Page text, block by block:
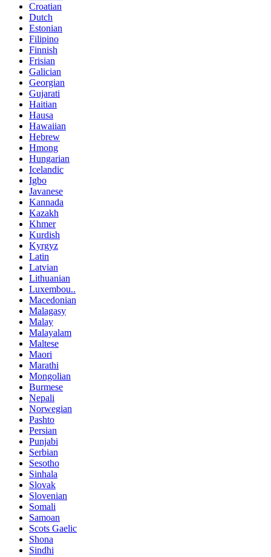
Croatian
Dutch
Estonian
Filipino
Finnish
Frisian
Galician
Georgian
Gujarati
Haitian
Hausa
Hawaiian
Hebrew
Hmong
Hungarian
Icelandic
Igbo
Javanese
Kannada
Kazakh
Khmer
Kurdish
Kyrgyz
Latin
Latvian
Lithuanian
Luxembou..
Macedonian
Malagasy
Malay
Malayalam
Maltese
Maori
Marathi
Mongolian
Burmese
Nepali
Norwegian
Pashto
Persian
Punjabi
Serbian
Sesotho
Sinhala
Slovak
Slovenian
Somali
Samoan
Scots Gaelic
Shona
Sindhi